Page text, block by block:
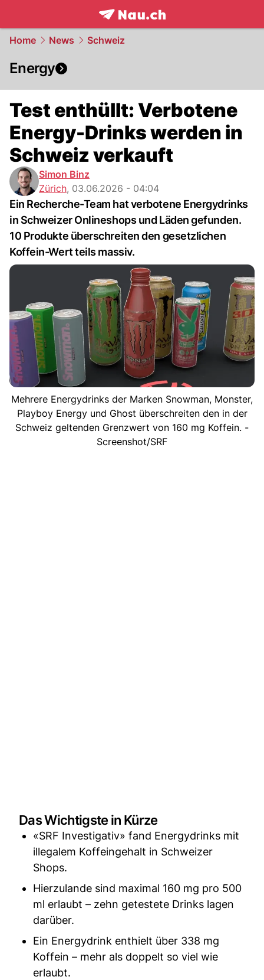
frontpage.NAU.ch
Home News Schweiz
Energy
Test enthüllt: Verbotene
Energy-Drinks werden in
Schweiz verkauft
Simon Binz
Zürich, 03.06.2026 - 04:04
Ein Recherche-Team hat verbotene Energydrinks
in Schweizer Onlineshops und Läden gefunden.
10 Produkte überschreiten den gesetzlichen
Koffein-Wert teils massiv.
Mehrere Energydrinks der Marken Snowman, Monster,
Playboy Energy und Ghost überschreiten den in der
Schweiz geltenden Grenzwert von 160 mg Koffein. -
Screenshot/SRF
Das Wichtigste in Kürze
«SRF Investigativ» fand Energydrinks mit
illegalem Koffeingehalt in Schweizer
Shops.
Hierzulande sind maximal 160 mg pro 500
ml erlaubt – zehn getestete Drinks lagen
darüber.
Ein Energydrink enthielt über 338 mg
Koffein – mehr als doppelt so viel wie
erlaubt.